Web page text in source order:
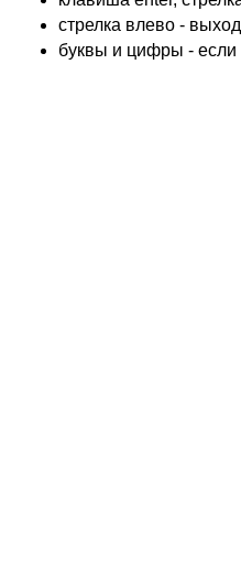
ADIVA
ADLY
cтрелка влево -
буквы и цифры - если